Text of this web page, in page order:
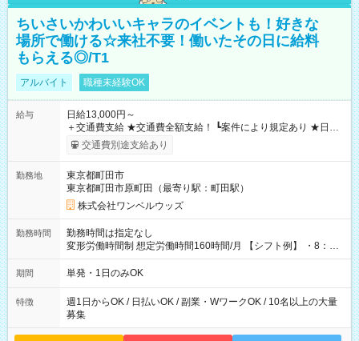
ちいさいかわいいキャラのイベントも！好きな
場所で働ける☆来社不要！働いたその日に給料
もらえる◎/T1
アルバイト 職種未経験OK
給与
日給13,000円～
＋交通費支給 ★交通費全額支給！ ┗案件により規定あり ★日払
いOK！（規定あり） ┗働いたその日に現金GET♪ お仕事後はコ
ンビニATMから 日払い分を引き落とせます！ 【試用期間】試
交通費別途支給あり
勤務地
東京都町田市
東京都町田市原町田（最寄り駅：町田駅）
株式会社ワンベルウッズ
勤務時間
勤務時間は指定なし
変形労働時間制 想定労働時間160時間/月 【シフト例】 ・8：00
～21：00
期間 単発・1日のみOK
特徴
週1日からOK / 日払いOK / 副業・WワークOK / 10名以上の大量
募集